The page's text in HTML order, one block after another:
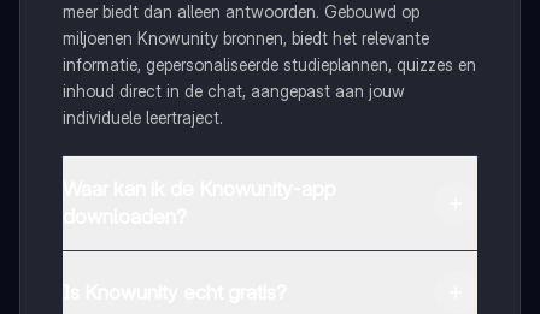
meer biedt dan alleen antwoorden. Gebouwd op
miljoenen Knowunity bronnen, biedt het relevante
informatie, gepersonaliseerde studieplannen, quizzes en
inhoud direct in de chat, aangepast aan jouw
individuele leertraject.